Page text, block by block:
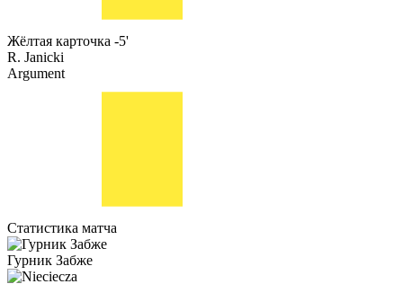
Жёлтая карточка -5'
R. Janicki
Argument
Статистика матча
Гурник Забже